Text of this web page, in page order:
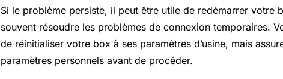
Si le problème persiste, il peut être utile de redémarrer votre
souvent résoudre les problèmes de connexion temporaires.
de réinitialiser votre box à ses paramètres d’usine, mais
paramètres personnels avant de procéder.